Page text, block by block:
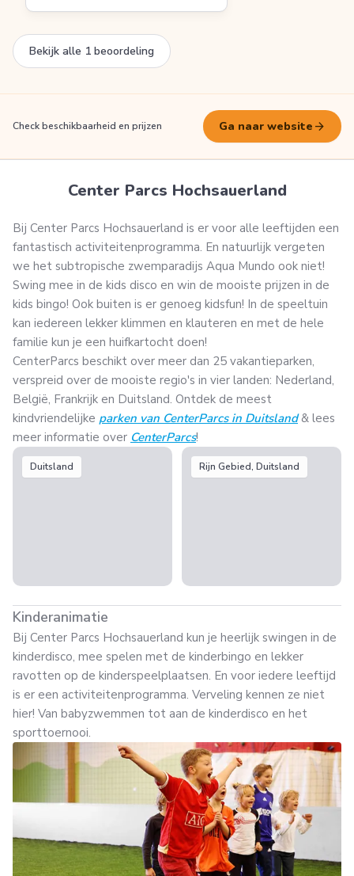
bezienswaardigheden in de omgeving.
Echt een aanrader!! Mijn kinderen (9 en
12 jaar) wilden niet mee naar huis.
Bekijk alle 1 beoordeling
Check beschikbaarheid en prijzen Ga naar website arrow_forward
Center Parcs Hochsauerland
Bij Center Parcs Hochsauerland is er voor alle leeftijden een
fantastisch activiteitenprogramma. En natuurlijk vergeten
we het subtropische zwemparadijs Aqua Mundo ook niet!
Swing mee in de kids disco en win de mooiste prijzen in de
kids bingo! Ook buiten is er genoeg kidsfun! In de speeltuin
kan iedereen lekker klimmen en klauteren en met de hele
familie kun je een huifkartocht doen!
CenterParcs beschikt over meer dan 25 vakantieparken,
verspreid over de mooiste regio's in vier landen: Nederland,
België, Frankrijk en Duitsland. Ontdek de meest
kindvriendelijke parken van CenterParcs in Duitsland & lees
meer informatie over CenterParcs!
Duitsland Rijn Gebied, Duitsland
Kinderanimatie
Bij Center Parcs Hochsauerland kun je heerlijk swingen in de
kinderdisco, mee spelen met de kinderbingo en lekker
ravotten op de kinderspeelplaatsen. En voor iedere leeftijd
is er een activiteitenprogramma. Verveling kennen ze niet
hier! Van babyzwemmen tot aan de kinderdisco en het
sporttoernooi.